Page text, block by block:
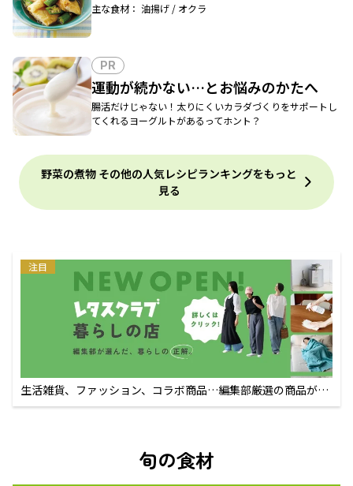
主な食材： 油揚げ / オクラ
PR
運動が続かない…とお悩みのかたへ
腸活だけじゃない！太りにくいカラダづくりをサポートし
てくれるヨーグルトがあるってホント？
野菜の煮物 その他の人気レシピランキングをもっと
見る
注目
生活雑貨、ファッション、コラボ商品…編集部厳選の商品が買
えるECサイト
旬の食材